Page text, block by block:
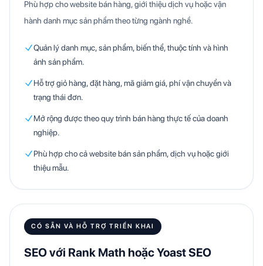
Phù hợp cho website bán hàng, giới thiệu dịch vụ hoặc vận
hành danh mục sản phẩm theo từng ngành nghề.
Quản lý danh mục, sản phẩm, biến thể, thuộc tính và hình
ảnh sản phẩm.
Hỗ trợ giỏ hàng, đặt hàng, mã giảm giá, phí vận chuyển và
trạng thái đơn.
Mở rộng được theo quy trình bán hàng thực tế của doanh
nghiệp.
Phù hợp cho cả website bán sản phẩm, dịch vụ hoặc giới
thiệu mẫu.
CÓ SẴN VÀ HỖ TRỢ TRIỂN KHAI
SEO với Rank Math hoặc Yoast SEO